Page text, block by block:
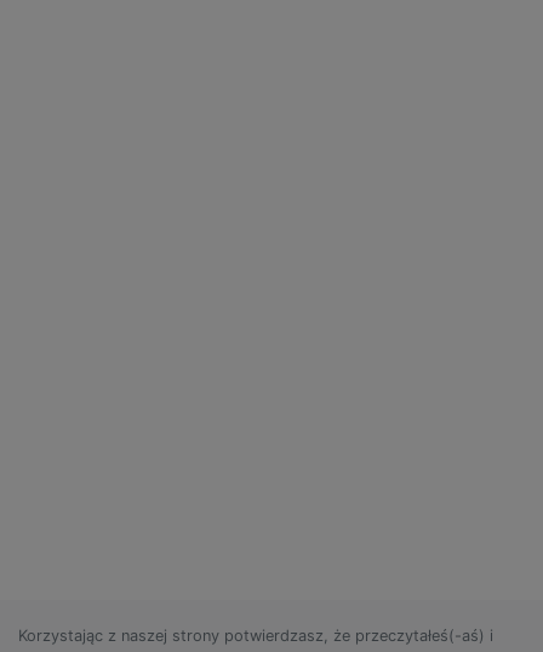
Korzystając z naszej strony potwierdzasz, że przeczytałeś(-aś) i